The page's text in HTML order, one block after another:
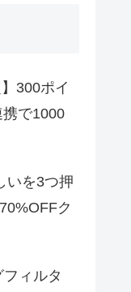
300ポイ
で1000
いを3つ押
ク
ィルタ